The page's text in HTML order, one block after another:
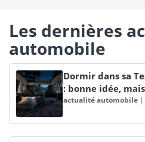
Les dernières
automobile
Dormir dans sa
: bonne idée,
actualité automobile |